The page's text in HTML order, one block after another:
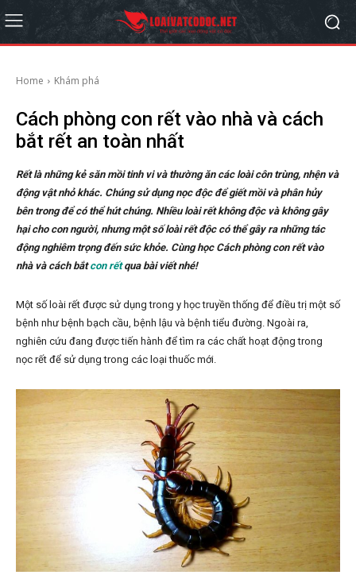
Home Khám phá
Cách phòng con rết vào nhà và cách
bắt rết an toàn nhất
Rết là những kẻ săn mồi tinh vi và thường ăn các loài côn trùng, nhện và
động vật nhỏ khác. Chúng sử dụng nọc độc để giết mồi và phân hủy
bên trong để có thể hút chúng. Nhiều loài rết không độc và không gây
hại cho con người, nhưng một số loài rết độc có thể gây ra những tác
động nghiêm trọng đến sức khỏe. Cùng học Cách phòng con rết vào
nhà và cách bắtcon rếtqua bài viết nhé!
Một số loài rết được sử dụng trong y học truyền thống để điều trị một số
bệnh như bệnh bạch cầu, bệnh lậu và bệnh tiểu đường. Ngoài ra,
nghiên cứu đang được tiến hành để tìm ra các chất hoạt động trong
nọc rết để sử dụng trong các loại thuốc mới.